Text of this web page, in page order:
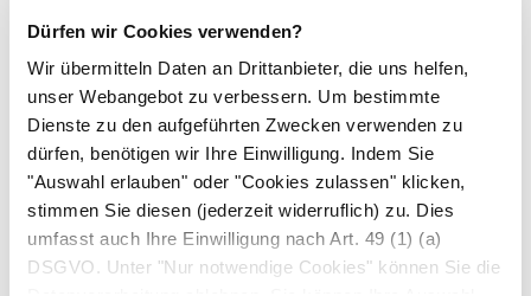
Dürfen wir Cookies verwenden?
Wir übermitteln Daten an Drittanbieter, die uns helfen,
unser Webangebot zu verbessern. Um bestimmte
Dienste zu den aufgeführten Zwecken verwenden zu
dürfen, benötigen wir Ihre Einwilligung. Indem Sie
"Auswahl erlauben" oder "Cookies zulassen" klicken,
stimmen Sie diesen (jederzeit widerruflich) zu. Dies
umfasst auch Ihre Einwilligung nach Art. 49 (1) (a)
DSGVO. Unter "Nur notwendige Cookies" können Sie die
Der Multi-IgE-Suchtest im Blutserum kann dazu
Allergie zu identifizieren. Allerdings sind die
Tests mit einer hohen Rate sowohl falsch
positiver als auch falsch negativer Ergebnisse
behaftet. Zudem kann der Nachweis eines
allergenspezifischen IgE nicht gleichgesetzt
werden mit dem Vorliegen einerAllergie.